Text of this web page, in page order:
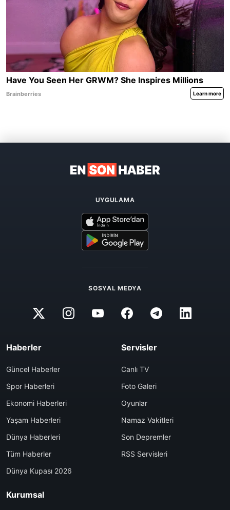
UYGULAMA
SOSYAL MEDYA
Haberler
Güncel Haberler
Spor Haberleri
Ekonomi Haberleri
Yaşam Haberleri
Dünya Haberleri
Tüm Haberler
Dünya Kupası 2026
Servisler
Canlı TV
Foto Galeri
Oyunlar
Namaz Vakitleri
Son Depremler
RSS Servisleri
Kurumsal